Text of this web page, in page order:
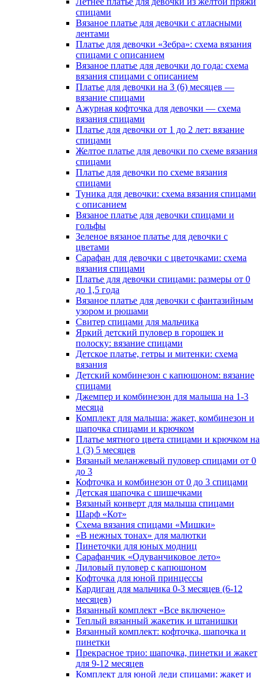
спицами
Вязаное платье для девочки с атласными
лентами
Платье для девочки «Зебра»: схема вязания
спицами с описанием
Вязаное платье для девочки до года: схема
вязания спицами с описанием
Платье для девочки на 3 (6) месяцев —
вязание спицами
Ажурная кофточка для девочки — схема
вязания спицами
Платье для девочки от 1 до 2 лет: вязание
спицами
Желтоe платье для девочки по схеме вязания
спицами
Платье для девочки по схеме вязания
спицами
Туника для девочки: схема вязания спицами
с описанием
Вязаное платье для девочки спицами и
гольфы
Зеленое вязаное платье для девочки с
цветами
Сарафан для девочки с цветочками: схема
вязания спицами
Платье для девочки спицами: размеры от 0
до 1,5 года
Вязаное платье для девочки с фантазийным
узором и рюшами
Свитер спицами для мальчика
Яркий детский пуловер в горошек и
полоску: вязание спицами
Детское платье, гетры и митенки: схема
вязания
Детский комбинезон с капюшоном: вязание
спицами
Джемпер и комбинезон для малыша на 1-3
месяца
Комплект для малыша: жакет, комбинезон и
шапочка спицами и крючком
Платье мятного цвета спицами и крючком на
1 (3) 5 месяцев
Вязаный меланжевый пуловер спицами от 0
до 3
Кофточка и комбинезон от 0 до 3 спицами
Детская шапочка с шишечками
Вязаный конверт для малыша спицами
Шарф «Кот»
Схема вязания спицами «Мишки»
«В нежных тонах» для малютки
Пинеточки для юных модниц
Сарафанчик «Одуванчиковое лето»
Лиловый пуловер с капюшоном
Кофточка для юной принцессы
Кардиган для мальчика 0-3 месяцев (6-12
месяцев)
Вязанный комплект «Все включено»
Теплый вязанный жакетик и штанишки
Вязанный комплект: кофточка, шапочка и
пинетки
Прекрасное трио: шапочка, пинетки и жакет
для 9-12 месяцев
Комплект для юной леди спицами: жакет и